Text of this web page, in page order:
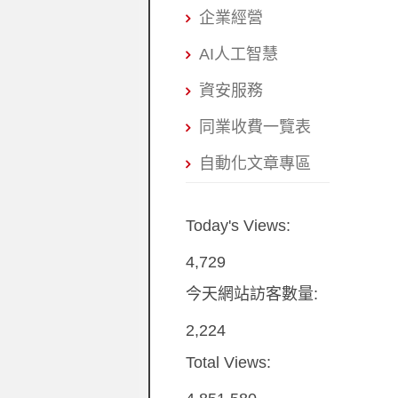
企業經營
AI人工智慧
資安服務
同業收費一覽表
自動化文章專區
Today's Views:
4,729
今天網站訪客數量:
2,224
Total Views: